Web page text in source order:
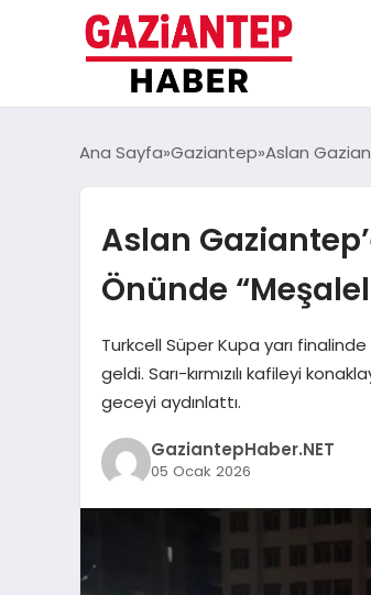
Ana Sayfa Gaziantep Aslan
Aslan
Önünde
Turkcell Süper Kupa yarı
geldi. Sarı-kırmızılı kafileyi
geceyi aydınlattı.
GaziantepHaber.NET
05 Ocak 2026